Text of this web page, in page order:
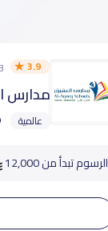
3.9
13
مدارس
عالمية
الرسوم تبدأ من 12,000